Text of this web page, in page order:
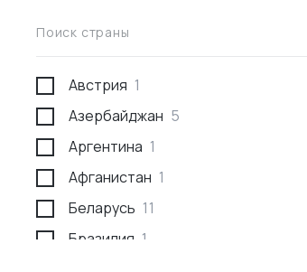
Проведение переговоров
Сотрудники за границей 9
Разработка и производство
Проверка поставщика
Участие в выставках
Анализ рынка
Консалтинг по интеллектуальной
собственности
Поиск страны
Австрия 1
Азербайджан 5
Аргентина 1
Афганистан 1
Беларусь 11
Бразилия 1